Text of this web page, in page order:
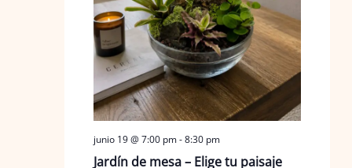
junio 19 @ 7:00 pm-8:30 pm
Jardín de mesa – Elige tu paisaje